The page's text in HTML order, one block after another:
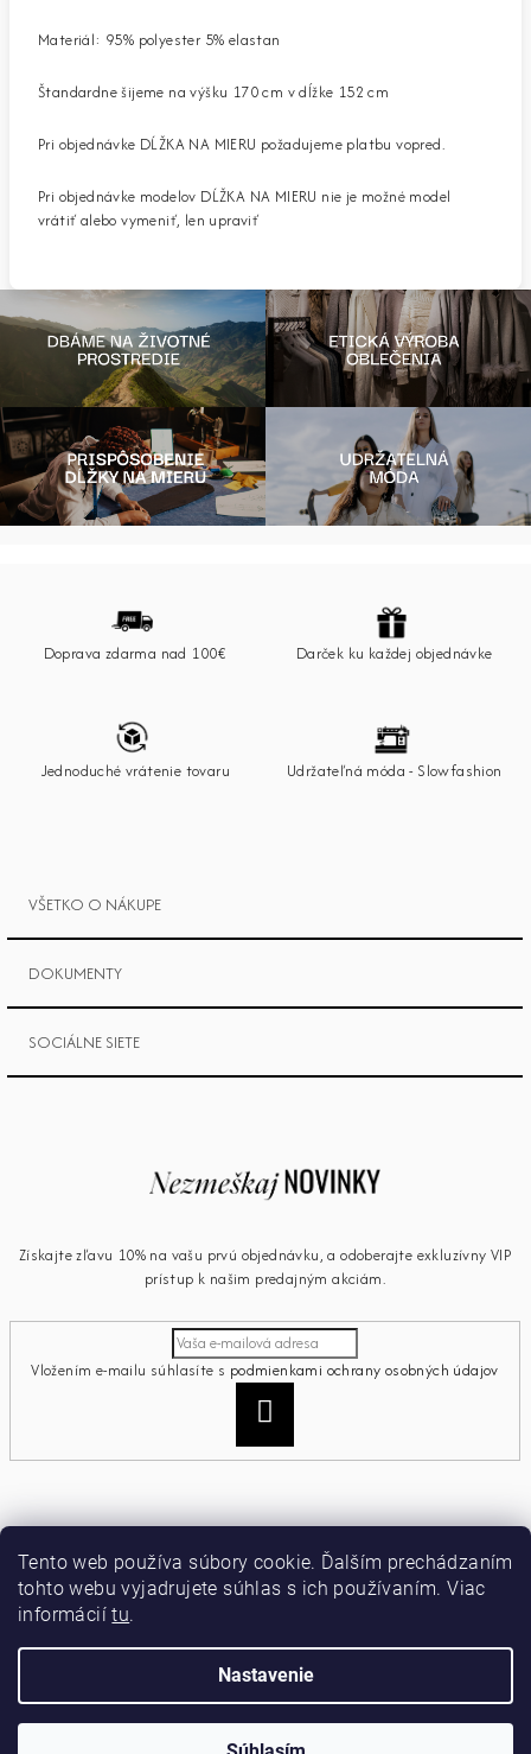
Tento web používa súbory cookie. Ďalším prechádzaním
tohto webu vyjadrujete súhlas s ich používaním. Viac
informáciítu.
Nastavenie
Materiál: 95% polyester 5% elastan
Štandardne šijeme na výšku 170 cm v dĺžke 152 cm
Pri objednávke DĹŽKA NA MIERU požadujeme platbu vopred.
Pri objednávke modelov DĹŽKA NA MIERU nie je možné model
vrátiť alebo vymeniť, len upraviť
Doprava zdarma nad 100€ Darček ku každej objednávke
Jednoduché vrátenie tovaru Udržateľná móda - Slowfashion
VŠETKO O NÁKUPE
DOKUMENTY
SOCIÁLNE SIETE
Získajte zľavu 10% na vašu prvú objednávku, a odoberajte exkluzívny VIP
prístup k našim predajným akciám.
Vložením e-mailu súhlasíte s podmienkami ochrany osobných údajov
Ako nakupovať
Obchodné podmienky
Copyright 2026miamiacollection. Všetky práva vyhradené.